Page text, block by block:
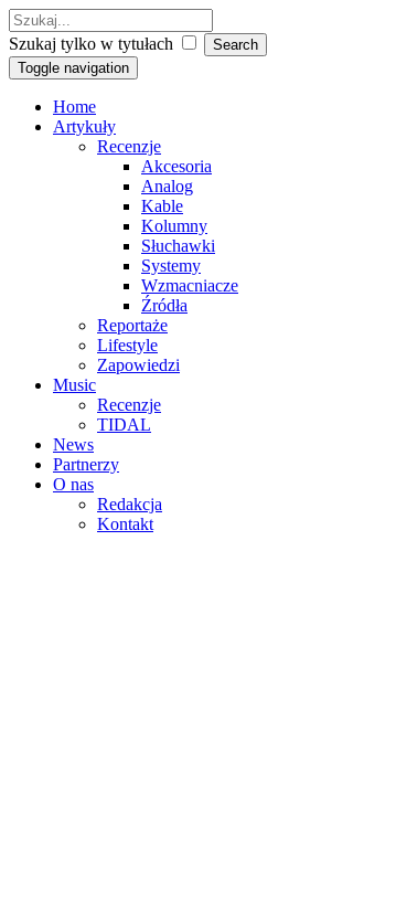
Szukaj tylko w tytułach
Toggle navigation
Home
Artykuły
Recenzje
Akcesoria
Analog
Kable
Kolumny
Słuchawki
Systemy
Wzmacniacze
Źródła
Reportaże
Lifestyle
Zapowiedzi
Music
Recenzje
TIDAL
News
Partnerzy
O nas
Redakcja
Kontakt